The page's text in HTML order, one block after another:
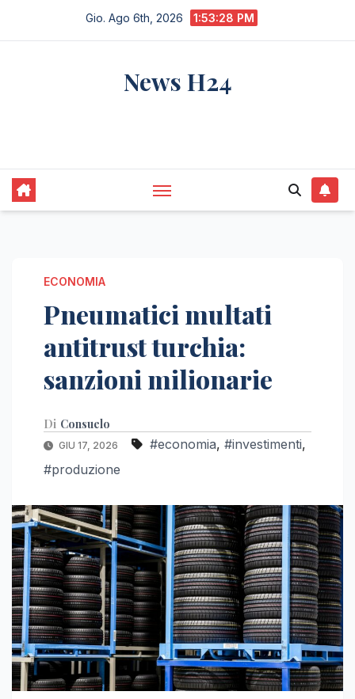
Gio. Ago 6th, 2026 1:53:29 PM
News H24
ECONOMIA
Pneumatici multati
antitrust turchia:
sanzioni milionarie
Di Consuelo
GIU 17, 2026 #economia, #investimenti,
#produzione